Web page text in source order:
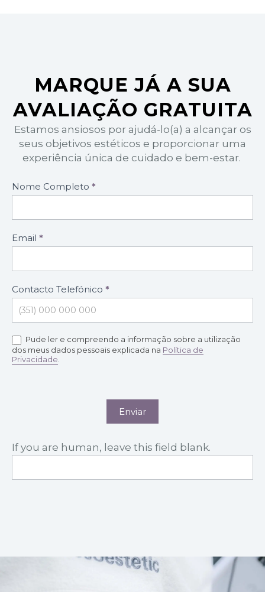
MARQUE JÁ A SUA
AVALIAÇÃO GRATUITA
Estamos ansiosos por ajudá-lo(a) a alcançar os
seus objetivos estéticos e proporcionar uma
experiência única de cuidado e bem-estar.
Formulário
Nome Completo *
Email *
Contacto Telefónico *
Pude ler e compreendo a informação sobre a utilização
dos meus dados pessoais explicada na Política de
Privacidade
Enviar
If you are human, leave this field blank.